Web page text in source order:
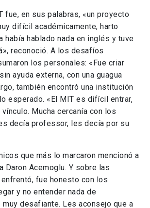
fue, en sus palabras, «un proyecto
difícil académicamente, harto
había hablado nada en inglés y tuve
reconoció. A los desafíos
los personales: «Fue criar
ayuda externa, con una guagua
también encontró una institución
esperado. «El MIT es difícil entrar,
Mucha cercanía con los
decía professor, les decía por su
que más lo marcaron mencionó a
Daron Acemoglu. Y sobre las
fue honesto con los
y no entender nada de
desafiante. Les aconsejo que a